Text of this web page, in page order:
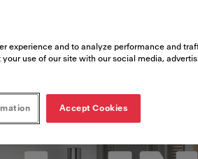
een fantastische
je het bereiden van
experience and to analyze performance and
use of our site with our social media,
Accept Cookies